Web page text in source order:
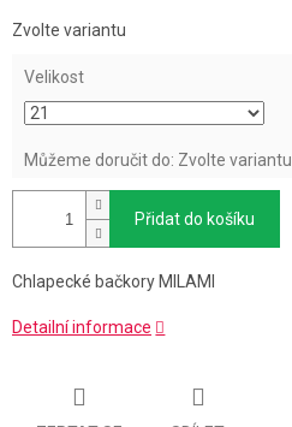
cena:
Zvolte variantu
Velikost
Můžeme doručit do: Zvolte variantu
Přidat do košíku
Chlapecké bačkory MILAMI
Detailní informace